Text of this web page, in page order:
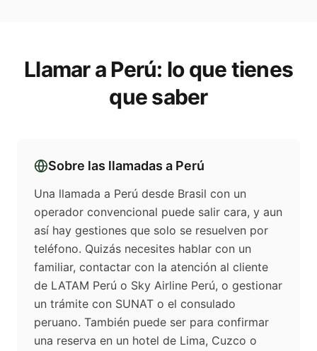
Llamar aPerú: lo que tienes
que saber
Sobre las llamadas a Perú
Una llamada a Perú desde Brasil con un
operador convencional puede salir cara, y aun
así hay gestiones que solo se resuelven por
teléfono. Quizás necesites hablar con un
familiar, contactar con la atención al cliente
de LATAM Perú o Sky Airline Perú, o gestionar
un trámite con SUNAT o el consulado
peruano. También puede ser para confirmar
una reserva en un hotel de Lima, Cuzco o